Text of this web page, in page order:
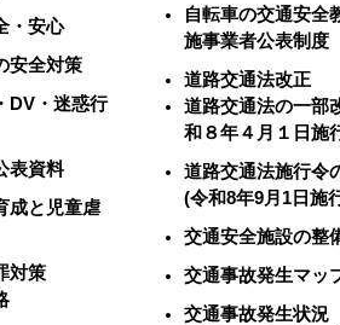
・安心
安全対策
DV・迷惑行
表資料
成と児童虐
対策
自転車の交通安全
施事業者公表制度
道路交通法改正
道路交通法の一部
和８年４月１日施
道路交通法施行令
(令和8年9月1日施
交通安全施設の整
交通事故発生マッ
交通事故発生状況